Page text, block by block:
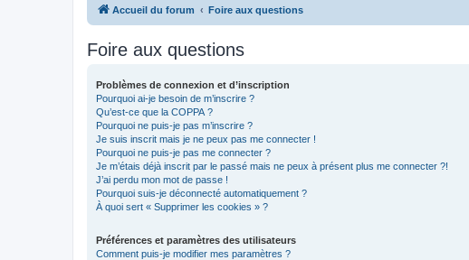
Accueil du forum Foire aux questions
Foire aux questions
Problèmes de connexion et d’inscription
Pourquoi ai-je besoin de m’inscrire ?
Qu’est-ce que la COPPA ?
Pourquoi ne puis-je pas m’inscrire ?
Je suis inscrit mais je ne peux pas me connecter !
Pourquoi ne puis-je pas me connecter ?
Je m’étais déjà inscrit par le passé mais ne peux à présent plus me connecter ?!
J’ai perdu mon mot de passe !
Pourquoi suis-je déconnecté automatiquement ?
À quoi sert « Supprimer les cookies » ?
Préférences et paramètres des utilisateurs
Comment puis-je modifier mes paramètres ?